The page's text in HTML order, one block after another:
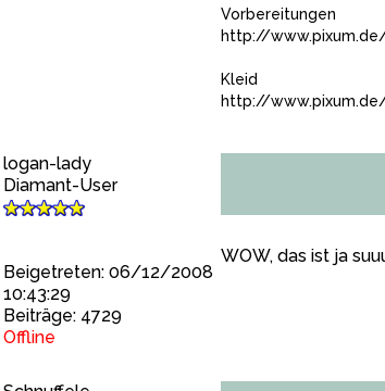
Vorbereitungen
http://
Kleid
http://
logan-lady
Diamant-User
Beigetreten: 06/12/2008
10:43:29
Beiträge: 4729
Offline
WOW, das ist ja